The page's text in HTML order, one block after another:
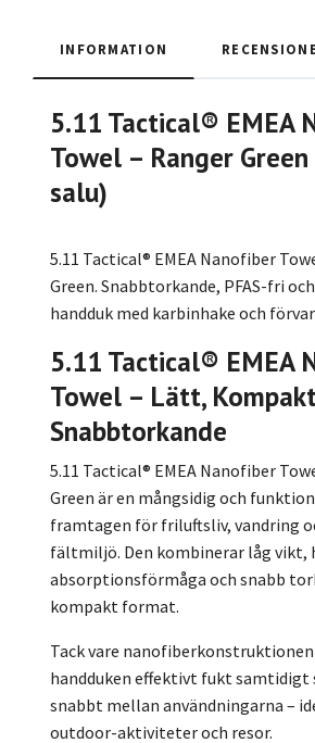
INFORMATION
5.11 Tactical® EMEA
Towel – Ranger
salu)
5.11 Tactical® EMEA Nanofiber
Green. Snabbtorkande, PFAS-fri
handduk med karbinhake och
5.11 Tactical® EMEA
Towel – Lätt,
Snabbtorkande
5.11 Tactical® EMEA Nanofiber
Green är en mångsidig och
framtagen för friluftsliv, vandring
fältmiljö. Den kombinerar låg vikt,
absorptionsförmåga och snabb
kompakt format.
Tack vare
handduken effektivt fukt samtidigt
snabbt mellan användningarna –
outdoor-aktiviteter och resor.